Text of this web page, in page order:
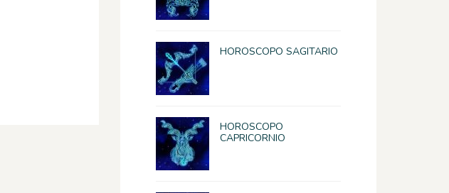
HOROSCOPO SAGITARIO
HOROSCOPO
CAPRICORNIO